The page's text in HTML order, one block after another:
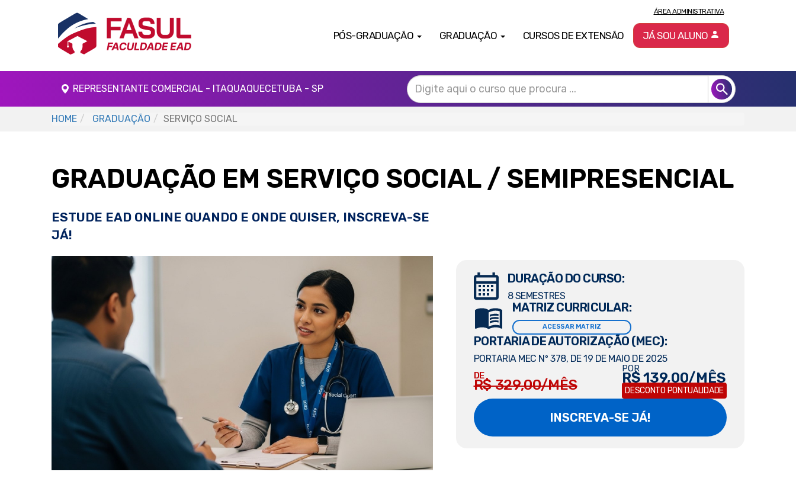
PÓS-GRADUAÇÃO GRADUAÇÃO CURSOS DE EXTENSÃO
ÁREA ADMINISTRATIVA
JÁ SOU ALUNO
REPRESENTANTE COMERCIAL - ITAQUAQUECETUBA - SP
HOME GRADUAÇÃO SERVIÇO SOCIAL
GRADUAÇÃO EM SERVIÇO SOCIAL / SEMIPRESENCIAL
ESTUDE EAD ONLINE QUANDO E ONDE QUISER, INSCREVA-SE
JÁ!
DURAÇÃO DO CURSO:
8 SEMESTRES
MATRIZ CURRICULAR:
ACESSAR MATRIZ
PORTARIA DE AUTORIZAÇÃO (MEC):
PORTARIA MEC Nº 378, DE 19 DE MAIO DE 2025
DE
R$ 329,00/MÊS
POR
R$ 139,00/MÊS
DESCONTO PONTUALIDADE
INSCREVA-SE JÁ!